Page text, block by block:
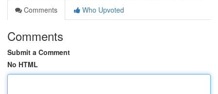
Comments
Who Upvoted
Comments
Submit a Comment
No HTML